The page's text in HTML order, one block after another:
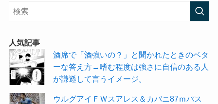
人気記事
酒席で「酒強いの？」と聞かれたときのベタ
ーな答え方→嗜む程度は強さに自信のある人
が謙遜して言うイメージ。
ウルグアイＦＷスアレス＆カバニ87ｍパス